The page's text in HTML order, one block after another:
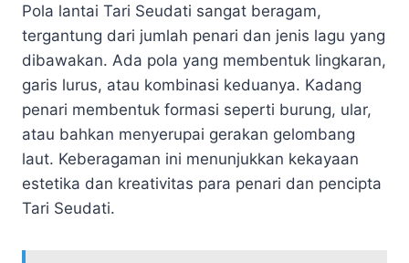
Pola lantai Tari Seudati sangat beragam,
tergantung dari jumlah penari dan jenis lagu yang
dibawakan. Ada pola yang membentuk lingkaran,
garis lurus, atau kombinasi keduanya. Kadang
penari membentuk formasi seperti burung, ular,
atau bahkan menyerupai gerakan gelombang
laut. Keberagaman ini menunjukkan kekayaan
estetika dan kreativitas para penari dan pencipta
Tari Seudati.